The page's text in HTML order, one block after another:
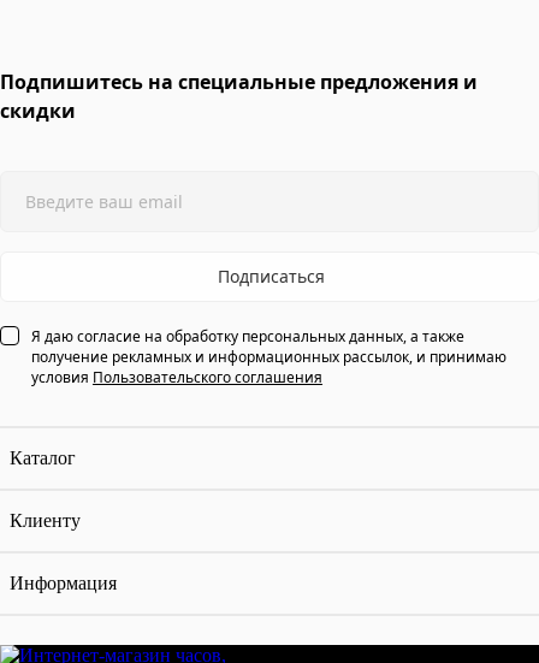
Каталог
Клиенту
Информация
Подпишитесь на специальные предложения и
скидки
Подписаться
Я даю согласие на обработку персональных данных, а также
получение рекламных и информационных рассылок, и принимаю
условия Пользовательского соглашения